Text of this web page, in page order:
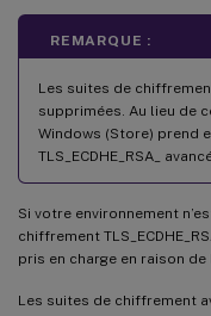
REMARQUE :
Les suites de
supprimées. Au lieu de
Windows (Store) prend
TLS_ECDHE_RSA_
Si votre environnement
chiffrement
pris en charge en raison
Les suites de chiffrement